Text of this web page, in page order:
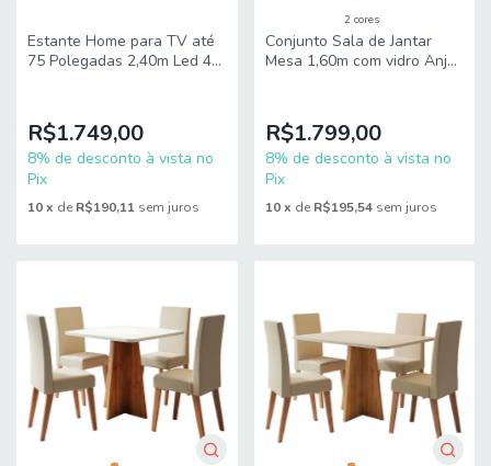
Estante Home para TV até
75 Polegadas 2,40m Led 4
R$1.749,00
8% de desconto à vista no
Pix
10x de R$190,11 sem juros
2 cores
Conjunto Sala de Jantar
Mesa 1,60m com vidro Anjos
R$1.799,00
8% de desconto à vista no
Pix
10 x de R$195,54 sem juros